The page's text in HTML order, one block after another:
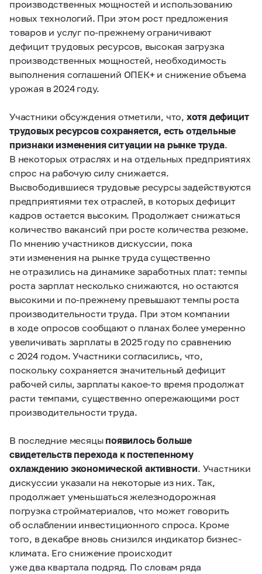
производственных мощностей и использованию
новых технологий. При этом рост предложения
товаров и услуг по‑прежнему ограничивают
дефицит трудовых ресурсов, высокая загрузка
производственных мощностей, необходимость
выполнения соглашений ОПЕК+ и снижение объема
урожая в 2024 году.
Участники обсуждения отметили, что, хотя дефицит
трудовых ресурсов сохраняется, есть отдельные
признаки изменения ситуации на рынке труда.
В некоторых отраслях и на отдельных предприятиях
спрос на рабочую силу снижается.
Высвободившиеся трудовые ресурсы задействуются
предприятиями тех отраслей, в которых дефицит
кадров остается высоким. Продолжает снижаться
количество вакансий при росте количества резюме.
По мнению участников дискуссии, пока
эти изменения на рынке труда существенно
не отразились на динамике заработных плат: темпы
роста зарплат несколько снижаются, но остаются
высокими и по‑прежнему превышают темпы роста
производительности труда. При этом компании
в ходе опросов сообщают о планах более умеренно
увеличивать зарплаты в 2025 году по сравнению
с 2024 годом. Участники согласились, что,
поскольку сохраняется значительный дефицит
рабочей силы, зарплаты какое‑то время продолжат
расти темпами, существенно опережающими рост
производительности труда.
В последние месяцы появилось больше
свидетельств перехода к постепенному
охлаждению экономической активности. Участники
дискуссии указали на некоторые из них. Так,
продолжает уменьшаться железнодорожная
погрузка стройматериалов, что может говорить
об ослаблении инвестиционного спроса. Кроме
того, в декабре вновь снизился индикатор бизнес-
климата. Его снижение происходит
уже два квартала подряд. По словам ряда